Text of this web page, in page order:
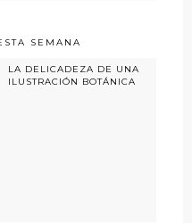
SEMANA
LA DELICADEZA DE UNA
ILUSTRACIÓN BOTÁNICA